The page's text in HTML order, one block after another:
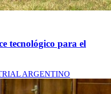
tecnológico para el
ARGENTINO